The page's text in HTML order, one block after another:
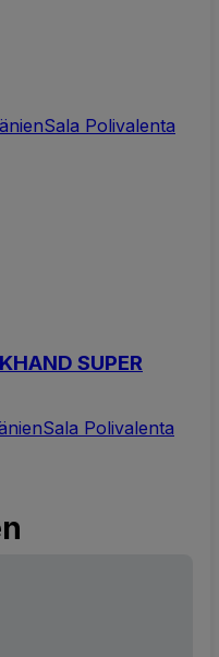
Sala Polivalenta
SUPER
Sala Polivalenta